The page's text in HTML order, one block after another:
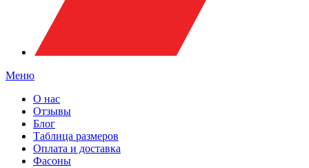
Меню
О нас
Отзывы
Блог
Таблица размеров
Оплата и доставка
Фасоны